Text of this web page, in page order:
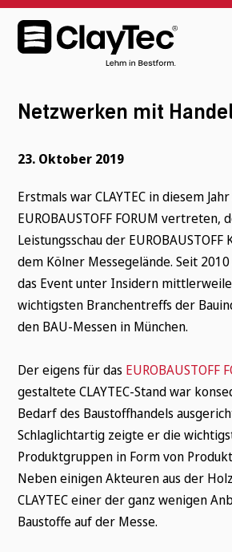
Netzwerken mit
23. Oktober 2019
Erstmals war CLAYTEC in diesem
EUROBAUSTOFF FORUM vertreten,
Leistungsschau der
dem Kölner Messegelände. Seit
das Event unter Insidern
wichtigsten Branchentreffs der
den BAU-Messen in München.
Der eigens für das EUROBAUSTOFF
gestaltete CLAYTEC-Stand war
Bedarf des Baustoffhandels
Schlaglichtartig zeigte er die
Produktgruppen in Form von
Neben einigen Akteuren aus der
CLAYTEC einer der ganz wenigen
Baustoffe auf der Messe.